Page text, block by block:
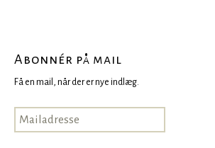
Abonnér på mail
Få en mail, når der er nye indlæg.
Mailadresse